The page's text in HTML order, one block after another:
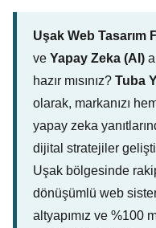
Uşak Web Tasarım
ve Yapay Zeka (AI)
hazır mısınız? Tuba
olarak, markanızı
yapay zeka
dijital stratejiler
Uşak bölgesinde
dönüşümlü web
altyapımız ve %100